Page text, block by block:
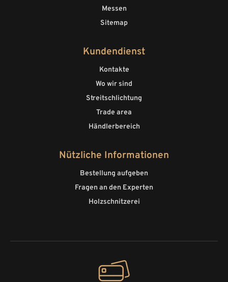
Messen
Sitemap
Kundendienst
Kontakte
Wo wir sind
Streitschlichtung
Trade area
Händlerbereich
Nützliche Informationen
Bestellung aufgeben
Fragen an den Experten
Holzschnitzerei